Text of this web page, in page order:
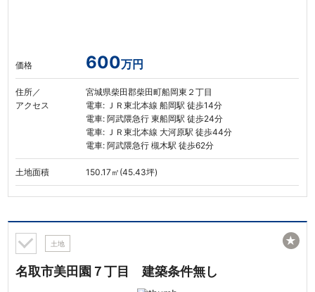
価格 600万円
住所／
アクセス
宮城県柴田郡柴田町船岡東２丁目
電車: ＪＲ東北本線 船岡駅 徒歩14分
電車: 阿武隈急行 東船岡駅 徒歩24分
電車: ＪＲ東北本線 大河原駅 徒歩44分
電車: 阿武隈急行 槻木駅 徒歩62分
土地面積 150.17㎡(45.43坪)
土地
名取市美田園７丁目 建築条件無し
★